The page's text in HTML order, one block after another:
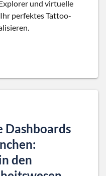
und virtuelle
perfektes Tattoo-
Dashboards
den